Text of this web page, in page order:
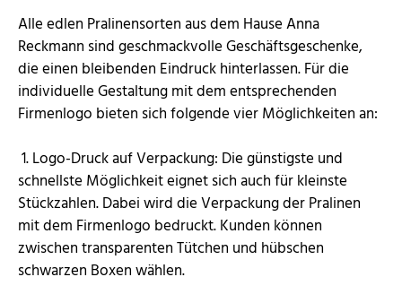
Alle edlen Pralinensorten aus dem Hause Anna
Reckmann sind geschmackvolle Geschäftsgeschenke,
die einen bleibenden Eindruck hinterlassen. Für die
individuelle Gestaltung mit dem entsprechenden
Firmenlogo bieten sich folgende vier Möglichkeiten an:
1. Logo-Druck auf Verpackung: Die günstigste und
schnellste Möglichkeit eignet sich auch für kleinste
Stückzahlen. Dabei wird die Verpackung der Pralinen
mit dem Firmenlogo bedruckt. Kunden können
zwischen transparenten Tütchen und hübschen
schwarzen Boxen wählen.